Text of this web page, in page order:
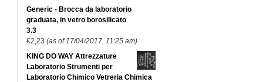
Generic - Brocca da laboratorio
graduata, in vetro borosilicato
3.3
€2,23 (as of 17/04/2017, 11:25 am)
KING DO WAY Attrezzature
Laboratorio Strumenti per
Laboratorio Chimico Vetreria Chimica